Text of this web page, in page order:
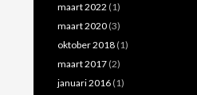
maart 2022 (1)
maart 2020 (3)
oktober 2018 (1)
maart 2017 (2)
januari 2016 (1)